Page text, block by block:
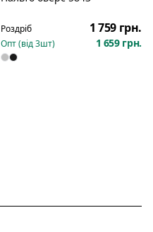
Роздріб 1 759 грн.
Опт (від3шт) 1 659 грн.